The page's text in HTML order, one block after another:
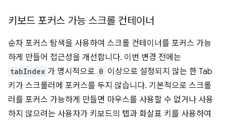
키보드 포커스 가능 스크롤 컨테이너
순차 포커스 탐색을 사용하여 스크롤 컨테이너를 포커스 가능
하게 만들어 접근성을 개선합니다. 이번 변경 전에는
tabIndex 가 명시적으로 0 이상으로 설정되지 않는 한 Tab
키가 스크롤러에 포커스를 두지 않습니다. 기본적으로 스크롤
러를 포커스 가능하게 만들면 마우스를 사용할 수 없거나 사용
하지 않으려는 사용자가 키보드의 탭과 화살표 키를 사용하여